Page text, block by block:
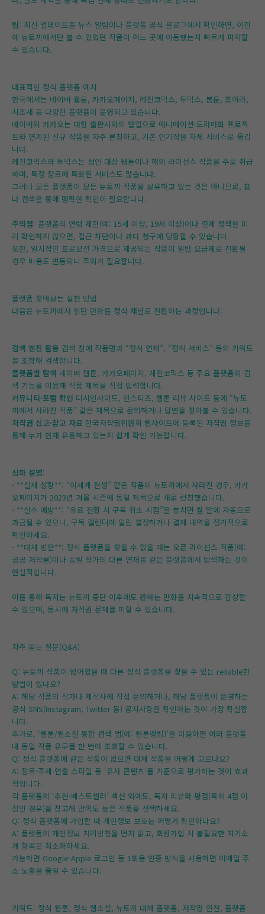
팁: 최신 업데이트를 뉴스 알림이나 플랫폼 공식 블로그에서 확인하면, 이전
에 뉴토끼에서만 볼 수 있었던 작품이 어느 곳에 이동했는지 빠르게 파악할
수 있습니다.
대표적인 정식 플랫폼 예시
한국에서는 네이버 웹툰, 카카오페이지, 레진코믹스, 투믹스, 봄툰, 조아라,
시조새 등 다양한 플랫폼이 운영되고 있습니다.
네이버와 카카오는 대형 출판사와의 협업으로 애니메이션·드라마화 프로젝
트와 연계된 신규 작품을 자주 론칭하고, 기존 인기작을 자체 서비스로 옮깁
니다.
레진코믹스와 투믹스는 성인 대상 웹툰이나 해외 라이선스 작품을 주로 취급
하며, 특정 장르에 특화된 서비스도 많습니다.
그러나 모든 플랫폼이 모든 뉴토끼 작품을 보유하고 있는 것은 아니므로, 표
나 검색을 통해 명확한 확인이 필요합니다.
주의점: 플랫폼의 연령 제한(예: 15세 이상, 19세 이상)이나 결제 정책을 미
리 확인하지 않으면, 접근 차단이나 과다 청구에 당황할 수 있습니다.
또한, 일시적인 프로모션 가격으로 제공되는 작품이 일반 요금제로 전환될
경우 비용도 변동되니 주의가 필요합니다.
플랫폼 찾아보는 실전 방법
다음은 뉴토끼에서 읽던 만화를 정식 채널로 전환하는 과정입니다:
검색 엔진 활용 검색 창에 작품명과 “정식 연재”, “정식 서비스” 등의 키워드
를 조합해 검색합니다.
플랫폼별 탐색 네이버 웹툰, 카카오페이지, 레진코믹스 등 주요 플랫폼의 검
색 기능을 이용해 작품 제목을 직접 입력합니다.
커뮤니티·포럼 확인 디시인사이드, 인스티즈, 웹툰 리뷰 사이트 등에 “뉴토
끼에서 사라진 작품” 같은 제목으로 문의하거나 답변을 찾아볼 수 있습니다.
저작권 신고·참고 자료 한국저작권위원회 웹사이트에 등록된 저작권 정보를
통해 누가 현재 유통하고 있는지 쉽게 확인 가능합니다.
심화 설명:
- **실제 상황**: “이세계 전생” 같은 작품이 뉴토끼에서 사라진 경우, 카카
오페이지가 2023년 겨울 시즌에 동일 제목으로 새로 런칭했습니다.
- **실수 예방**: “유료 전환 시 구독 취소 시점”을 놓치면 월 말에 자동으로
과금될 수 있으니, 구독 캘린더에 알림 설정하거나 결제 내역을 정기적으로
확인하세요.
- **대체 방안**: 정식 플랫폼을 찾을 수 없을 때는 오픈 라이선스 작품(예:
공공 저작물)이나 동일 작가의 다른 연재를 같은 플랫폼에서 탐색하는 것이
현실적입니다.
이를 통해 독자는 뉴토끼 중단 이후에도 원하는 만화를 지속적으로 감상할
수 있으며, 동시에 저작권 문제를 피할 수 있습니다.
자주 묻는 질문(Q&A)
Q: 뉴토끼 작품이 없어졌을 때 다른 정식 플랫폼을 찾을 수 있는 reliable한
방법이 있나요?
A: 해당 작품의 작가나 제작사에 직접 문의하거나, 해당 플랫폼이 운영하는
공식 SNS(Instagram, Twitter 등) 공지사항을 확인하는 것이 가장 확실합
니다.
추가로, ‘웹툰/웹소설 통합 검색 앱(예: 웹툰랭킹)’을 이용하면 여러 플랫폼
내 동일 작품 유무를 한 번에 조회할 수 있습니다.
Q: 정식 플랫폼에 같은 작품이 없으면 대체 작품을 어떻게 고르나요?
A: 장르·주제·연출 스타일 등 ‘유사 콘텐츠’를 기준으로 평가하는 것이 효과
적입니다.
각 플랫폼의 ‘추천·베스트셀러’ 섹션 외에도, 독자 리뷰와 평점(특히 4점 이
상인 경우)을 참고해 만족도 높은 작품을 선택하세요.
Q: 정식 플랫폼에 가입할 때 개인정보 보호는 어떻게 확인하나요?
A: 플랫폼의 개인정보 처리방침을 먼저 읽고, 회원가입 시 불필요한 자기소
개 항목은 최소화하세요.
가능하면 Google·Apple 로그인 등 1회용 인증 방식을 사용하면 이메일 주
소 노출을 줄일 수 있습니다.
키워드: 정식 웹툰, 정식 웹소설, 뉴토끼 대체 플랫폼, 저작권 안전, 플랫폼